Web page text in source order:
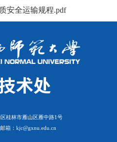
安全运输规程.pdf
桂林市雁山区雁中路1号
邮箱：kjc@gxnu.edu.cn